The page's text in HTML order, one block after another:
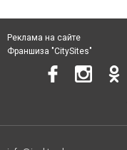
Реклама на сайте
Франшиза "CitySites"